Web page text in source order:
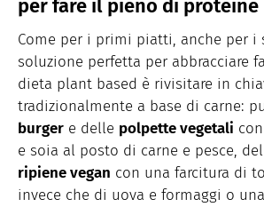
per fare il pieno di proteine
Come per i primi piatti, anche per i
soluzione perfetta per abbracciare
dieta plant based è rivisitare in
tradizionalmente a base di carne:
burger e delle polpette vegetali
e soia al posto di carne e pesce,
ripiene vegan con una farcitura di
invece che di uova e formaggi o una